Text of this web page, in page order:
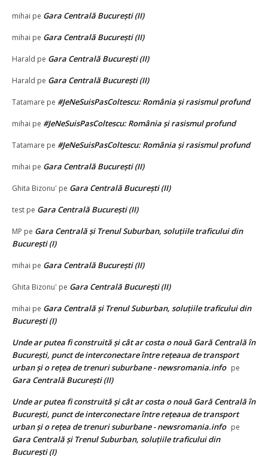
mihai pe Gara Centrală București (II)
mihai pe Gara Centrală București (II)
Harald pe Gara Centrală București (II)
Harald pe Gara Centrală București (II)
Tatamare pe #JeNeSuisPasColtescu: România și rasismul profund
mihai pe #JeNeSuisPasColtescu: România și rasismul profund
Tatamare pe #JeNeSuisPasColtescu: România și rasismul profund
mihai pe Gara Centrală București (II)
Ghita Bizonu' pe Gara Centrală București (II)
test pe Gara Centrală București (II)
MP pe Gara Centrală și Trenul Suburban, soluțiile traficului din
București (I)
mihai pe Gara Centrală București (II)
Ghita Bizonu' pe Gara Centrală București (II)
mihai pe Gara Centrală și Trenul Suburban, soluțiile traficului din
București (I)
Unde ar putea fi construită și cât ar costa o nouă Gară Centrală în
București, punct de interconectare între rețeaua de transport
urban și o rețea de trenuri suburbane - newsromania.info pe
Gara Centrală București (II)
Unde ar putea fi construită și cât ar costa o nouă Gară Centrală în
București, punct de interconectare între rețeaua de transport
urban și o rețea de trenuri suburbane - newsromania.info pe
Gara Centrală și Trenul Suburban, soluțiile traficului din
București (I)